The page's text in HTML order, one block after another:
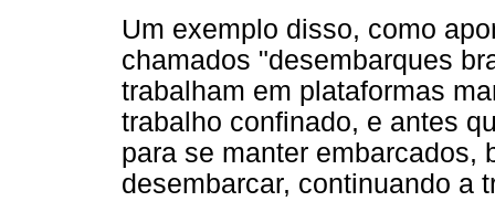
Um exemplo disso, como
chamados "desembarques
trabalham em plataformas
trabalho confinado, e antes
para se manter embarcados,
desembarcar, continuando a